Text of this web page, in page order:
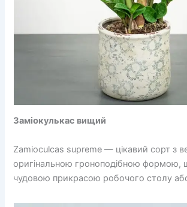
Заміокулькас вищий
Zamioculcas supreme — цікавий сорт з
оригінальною гроноподібною формою,
чудовою прикрасою робочого столу